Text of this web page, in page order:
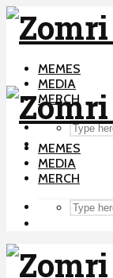
MEMES
MEDIA
MERCH
MEMES
MEDIA
MERCH